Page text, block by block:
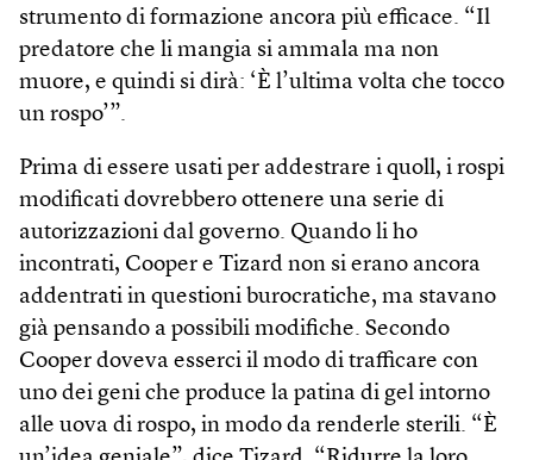
strumento di formazione ancora più efficace. “Il
predatore che li mangia si ammala ma non
muore, e quindi si dirà: ‘È l’ultima volta che tocco
un rospo’”.
Prima di essere usati per addestrare i quoll, i rospi
modificati dovrebbero ottenere una serie di
autorizzazioni dal governo. Quando li ho
incontrati, Cooper e Tizard non si erano ancora
addentrati in questioni burocratiche, ma stavano
già pensando a possibili modifiche. Secondo
Cooper doveva esserci il modo di trafficare con
uno dei geni che produce la patina di gel intorno
alle uova di rospo, in modo da renderle sterili. “È